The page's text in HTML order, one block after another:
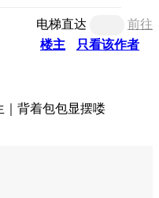
电梯直达
前往
楼主
只看该作者